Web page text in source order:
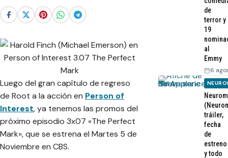
Luego del gran capítulo de regreso
de Root a la acción en Person of
Interest, ya tenemos las promos del
próximo episodio 3x07 «The Perfect
Mark», que se estrena el Martes 5 de
Noviembre en CBS.
de
terror y
19
al
Emmy
6
tráiler,
fecha
de
estreno
y todo